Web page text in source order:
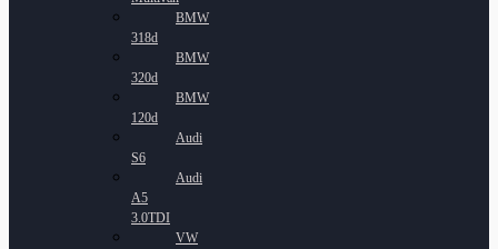
BMW
318d
BMW
320d
BMW
120d
Audi
S6
Audi
A5
3.0TDI
VW